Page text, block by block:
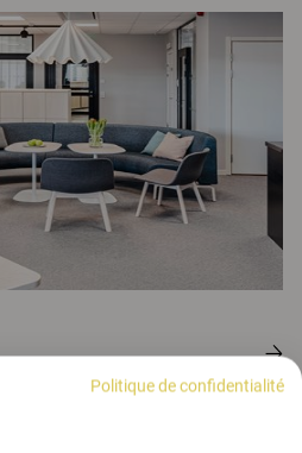
Politique de confidentialité